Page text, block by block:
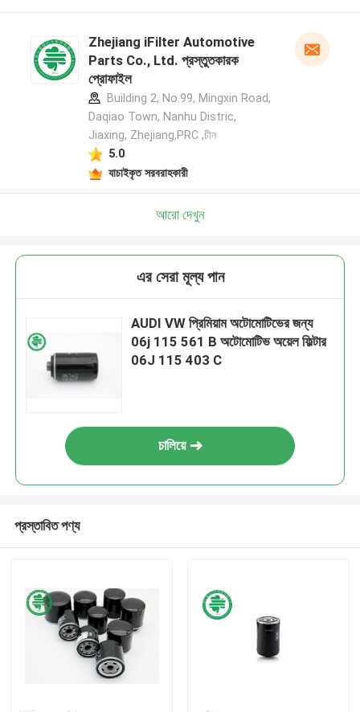
Zhejiang iFilter Automotive
Parts Co., Ltd. প্রস্তুতকারক
প্রোফাইল
Building 2, No.99, Mingxin Road,
Daqiao Town, Nanhu Distric,
Jiaxing, Zhejiang,PRC ,চীন
5.0
যাচাইকৃত সরবরাহকারী
আরো দেখুন
এর সেরা মূল্য পান
AUDI VW প্রিমিয়াম অটোমোটিভের জন্য
06j 115 561 B অটোমোটিভ অয়েল ফিল্টার
06J 115 403 C
চালিয়ে
প্রস্তাবিত পণ্য